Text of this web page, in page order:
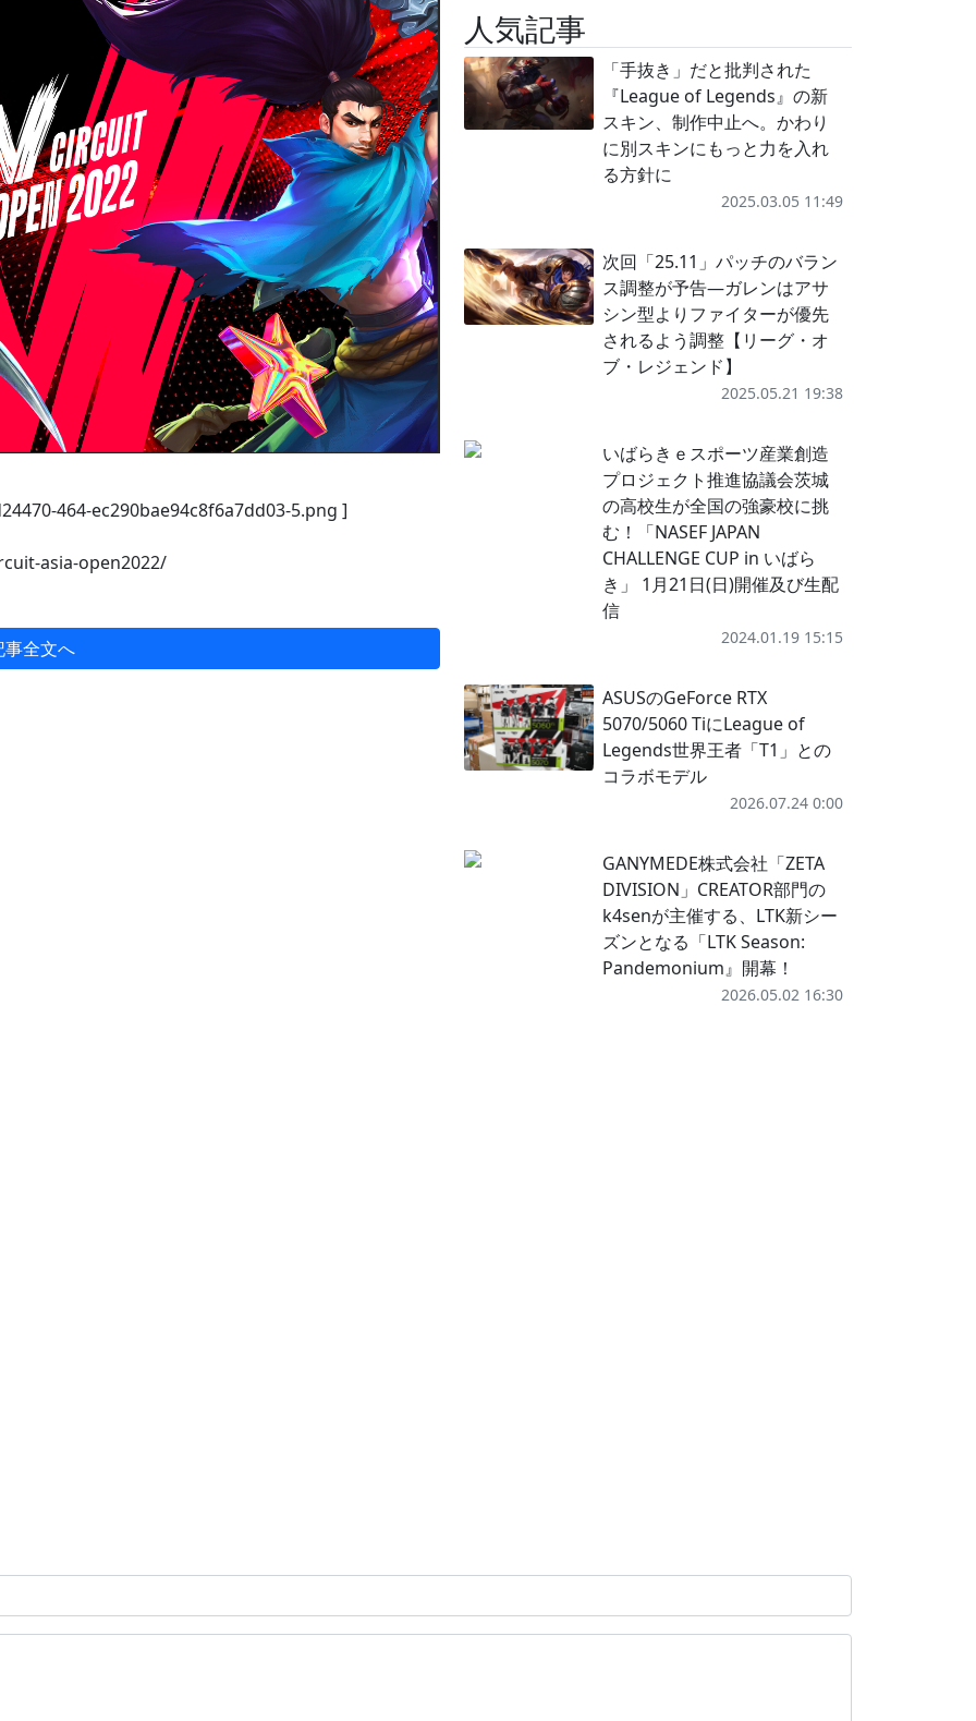
464-ec290bae94c8f6a7dd03-5.png ]
asia-open2022/
事全文へ
人気記事
「手抜き」だと批判された
『League of Legends』の新
スキン、制作中止へ。かわり
に別スキンにもっと力を入れ
る方針に
2025.03.05 11:49
次回「25.11」パッチのバラン
ス調整が予告―ガレンはアサ
シン型よりファイターが優先
されるよう調整【リーグ・オ
ブ・レジェンド】
2025.05.21 19:38
いばらきｅスポーツ産業創造
プロジェクト推進協議会茨城
の高校生が全国の強豪校に挑
む！「NASEF JAPAN
CHALLENGE CUP in いばら
き」 1月21日(日)開催及び生配
信
2024.01.19 15:15
ASUSのGeForce RTX
5070/5060 TiにLeague of
Legends世界王者「T1」との
コラボモデル
2026.07.24 0:00
GANYMEDE株式会社「ZETA
DIVISION」CREATOR部門の
k4senが主催する、LTK新シー
ズンとなる「LTK Season:
Pandemonium』開幕！
2026.05.02 16:30